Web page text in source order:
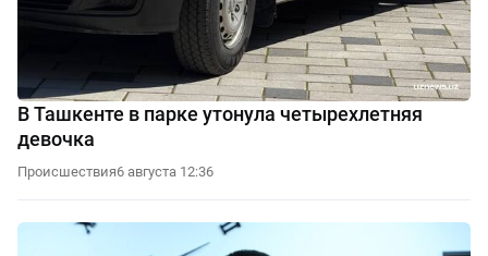
В Ташкенте в парке утонула четырехлетняя
девочка
Происшествия6 августа 12:36